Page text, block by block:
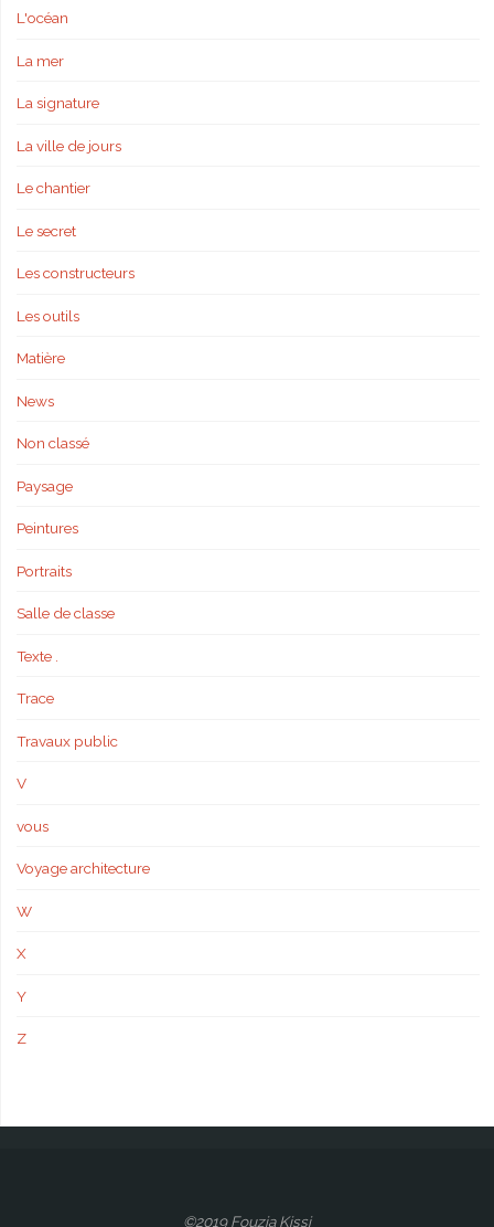
L'océan
La mer
La signature
La ville de jours
Le chantier
Le secret
Les constructeurs
Les outils
Matière
News
Non classé
Paysage
Peintures
Portraits
Salle de classe
Texte .
Trace
Travaux public
V
vous
Voyage architecture
W
X
Y
Z
©2019 Fouzia Kissi